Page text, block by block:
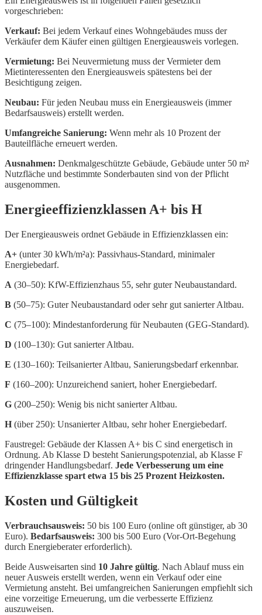
vorgeschrieben:
Verkauf: Bei jedem Verkauf eines Wohngebäudes muss der
Verkäufer dem Käufer einen gültigen Energieausweis vorlegen.
Vermietung: Bei Neuvermietung muss der Vermieter dem
Mietinteressenten den Energieausweis spätestens bei der
Besichtigung zeigen.
Neubau: Für jeden Neubau muss ein Energieausweis (immer
Bedarfsausweis) erstellt werden.
Umfangreiche Sanierung: Wenn mehr als 10 Prozent der
Bauteilfläche erneuert werden.
Ausnahmen: Denkmalgeschützte Gebäude, Gebäude unter 50 m²
Nutzfläche und bestimmte Sonderbauten sind von der Pflicht
ausgenommen.
Energieeffizienzklassen A+ bis H
Der Energieausweis ordnet Gebäude in Effizienzklassen ein:
A+ (unter 30 kWh/m²a): Passivhaus-Standard, minimaler
Energiebedarf.
A (30–50): KfW-Effizienzhaus 55, sehr guter Neubaustandard.
B (50–75): Guter Neubaustandard oder sehr gut sanierter Altbau.
C (75–100): Mindestanforderung für Neubauten (GEG-Standard).
D (100–130): Gut sanierter Altbau.
E (130–160): Teilsanierter Altbau, Sanierungsbedarf erkennbar.
F (160–200): Unzureichend saniert, hoher Energiebedarf.
G (200–250): Wenig bis nicht sanierter Altbau.
H (über 250): Unsanierter Altbau, sehr hoher Energiebedarf.
Faustregel: Gebäude der Klassen A+ bis C sind energetisch in
Ordnung. Ab Klasse D besteht Sanierungspotenzial, ab Klasse F
dringender Handlungsbedarf. Jede Verbesserung um eine
Effizienzklasse spart etwa 15 bis 25 Prozent Heizkosten.
Kosten und Gültigkeit
Verbrauchsausweis: 50 bis 100 Euro (online oft günstiger, ab 30
Euro). Bedarfsausweis: 300 bis 500 Euro (Vor-Ort-Begehung
durch Energieberater erforderlich).
Beide Ausweisarten sind 10 Jahre gültig. Nach Ablauf muss ein
neuer Ausweis erstellt werden, wenn ein Verkauf oder eine
Vermietung ansteht. Bei umfangreichen Sanierungen empfiehlt sich
eine vorzeitige Erneuerung, um die verbesserte Effizienz
auszuweisen.